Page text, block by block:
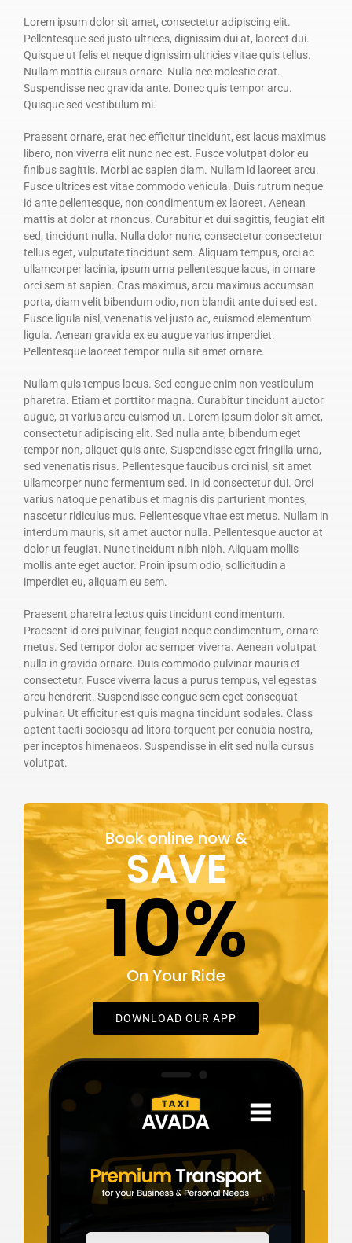
Lorem ipsum dolor sit amet, consectetur adipiscing elit.
Pellentesque sed justo ultrices, dignissim dui at, laoreet dui.
Quisque ut felis et neque dignissim ultricies vitae quis tellus.
Nullam mattis cursus ornare. Nulla nec molestie erat.
Suspendisse nec gravida ante. Donec quis tempor arcu.
Quisque sed vestibulum mi.
Praesent ornare, erat nec efficitur tincidunt, est lacus maximus
libero, non viverra elit nunc nec est. Fusce volutpat dolor eu
finibus sagittis. Morbi ac sapien diam. Nullam id laoreet arcu.
Fusce ultrices est vitae commodo vehicula. Duis rutrum neque
id ante pellentesque, non condimentum ex laoreet. Aenean
mattis at dolor at rhoncus. Curabitur et dui sagittis, feugiat elit
sed, tincidunt nulla. Nulla dolor nunc, consectetur consectetur
tellus eget, vulputate tincidunt sem. Aliquam tempus, orci ac
ullamcorper lacinia, ipsum urna pellentesque lacus, in ornare
orci sem at sapien. Cras maximus, arcu maximus accumsan
porta, diam velit bibendum odio, non blandit ante dui sed est.
Fusce ligula nisl, venenatis vel justo ac, euismod elementum
ligula. Aenean gravida ex eu augue varius imperdiet.
Pellentesque laoreet tempor nulla sit amet ornare.
Nullam quis tempus lacus. Sed congue enim non vestibulum
pharetra. Etiam et porttitor magna. Curabitur tincidunt auctor
augue, at varius arcu euismod ut. Lorem ipsum dolor sit amet,
consectetur adipiscing elit. Sed nulla ante, bibendum eget
tempor non, aliquet quis ante. Suspendisse eget fringilla urna,
sed venenatis risus. Pellentesque faucibus orci nisl, sit amet
ullamcorper nunc fermentum sed. In id consectetur dui. Orci
varius natoque penatibus et magnis dis parturient montes,
nascetur ridiculus mus. Pellentesque vitae est metus. Nullam in
interdum mauris, sit amet auctor nulla. Pellentesque auctor at
dolor ut feugiat. Nunc tincidunt nibh nibh. Aliquam mollis
mollis ante eget auctor. Proin ipsum odio, sollicitudin a
imperdiet eu, aliquam eu sem.
Praesent pharetra lectus quis tincidunt condimentum.
Praesent id orci pulvinar, feugiat neque condimentum, ornare
metus. Sed tempor dolor ac semper viverra. Aenean volutpat
nulla in gravida ornare. Duis commodo pulvinar mauris et
consectetur. Fusce viverra lacus a purus tempus, vel egestas
arcu hendrerit. Suspendisse congue sem eget consequat
pulvinar. Ut efficitur est quis magna tincidunt sodales. Class
aptent taciti sociosqu ad litora torquent per conubia nostra,
per inceptos himenaeos. Suspendisse in elit sed nulla cursus
volutpat.
Book online now &
SAVE
10%
On Your Ride
DOWNLOAD OUR APP